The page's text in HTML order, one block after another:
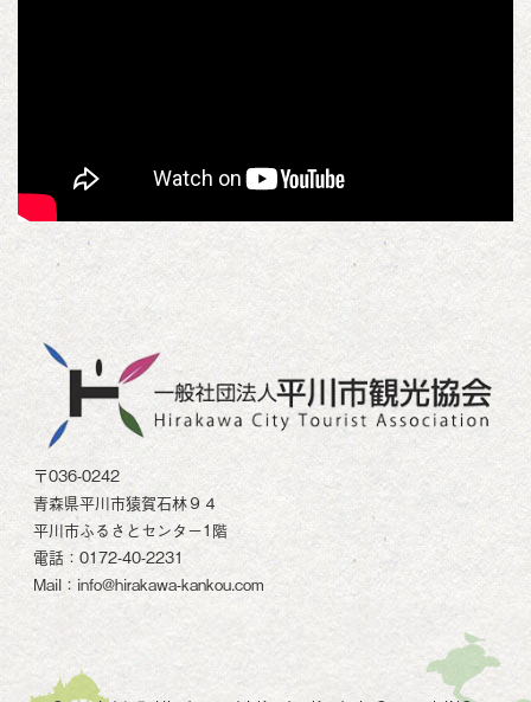
〒036-0242
青森県平川市猿賀石林９４
平川市ふるさとセンター1階
電話：0172-40-2231
Mail：info@hirakawa-kankou.com